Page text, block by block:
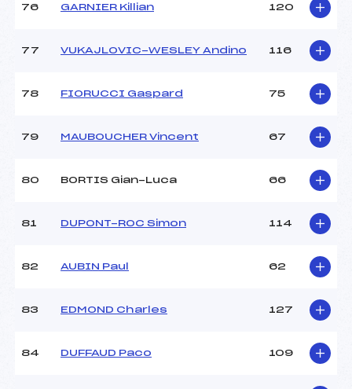
76 GARNIER Killian 120
77 VUKAJLOVIC-WESLEY Andino 116
78 FIORUCCI Gaspard 75
79 MAUBOUCHER Vincent 67
80 BORTIS Gian-Luca 66
81 DUPONT-ROC Simon 114
82 AUBIN Paul 62
83 EDMOND Charles 127
84 DUFFAUD Paco 109